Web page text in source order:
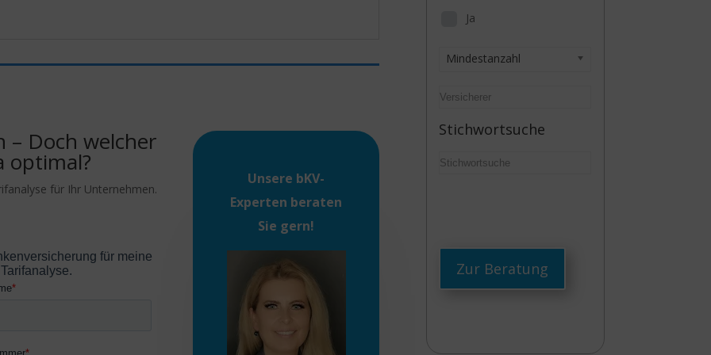
– Doch welcher
optimal?
für Ihr Unternehmen.
Unsere bKV-
Experten beraten
Sie gern!
Ja
Mindestanzahl
Stichwortsuche
Zur Beratung